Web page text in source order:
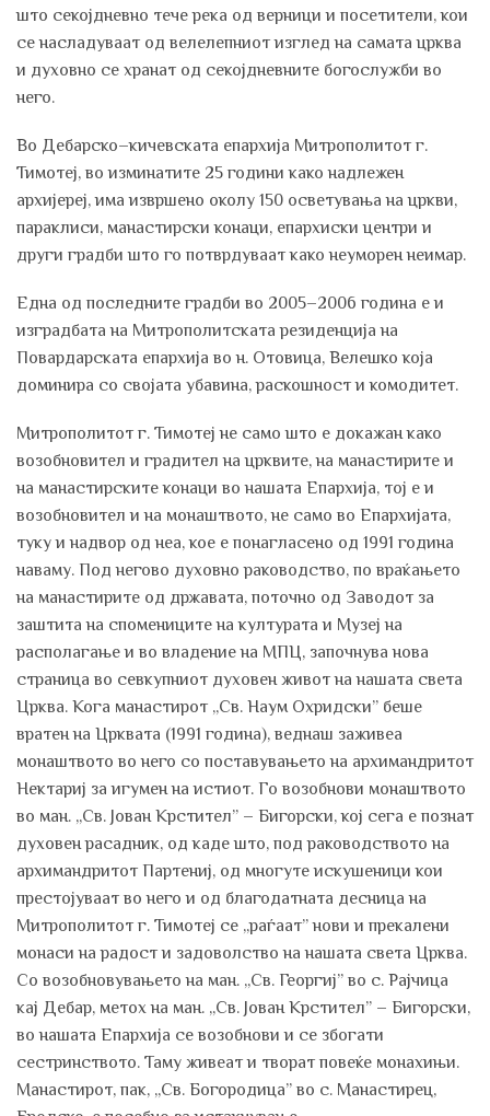
што секојдневно тече река од верници и посетители, кои
се насладуваат од велелепниот изглед на самата црква
и духовно се хранат од секојдневните богослужби во
него.
Во Дебарско–кичевската епархија Митрополитот г.
Тимотеј, во изминатите 25 години како надлежен
архијереј, има извршено околу 150 осветувања на цркви,
параклиси, манастирски конаци, епархиски центри и
други градби што го потврдуваат како неуморен неимар.
Една од последните градби во 2005–2006 година е и
изградбата на Митрополитската резиденција на
Повардарската епархија во н. Отовица, Велешко која
доминира со својата убавина, раскошност и комодитет.
Митрополитот г. Тимотеј не само што е докажан како
возобновител и градител на црквите, на манастирите и
на манастирските конаци во нашата Епархија, тој е и
возобновител и на монаштвото, не само во Епархијата,
туку и надвор од неа, кое е понагласено од 1991 година
наваму. Под негово духовно раководство, по враќањето
на манастирите од државата, поточно од Заводот за
заштита на спомениците на културата и Музеј на
располагање и во владение на МПЦ, започнува нова
страница во севкупниот духовен живот на нашата света
Црква. Кога манастирот „Св. Наум Охридски” беше
вратен на Црквата (1991 година), веднаш заживеа
монаштвото во него со поставувањето на архимандритот
Нектариј за игумен на истиот. Го возобнови монаштвото
во ман. „Св. Јован Крстител” – Бигорски, кој сега е познат
духовен расадник, од каде што, под раководството на
архимандритот Партениј, од многуте искушеници кои
престојуваат во него и од благодатната десница на
Митрополитот г. Тимотеј се „раѓаат” нови и прекалени
монаси на радост и задоволство на нашата света Црква.
Со возобновувањето на ман. „Св. Георгиј” во с. Рајчица
кај Дебар, метох на ман. „Св. Јован Крстител” – Бигорски,
во нашата Епархија се возобнови и се збогати
сестринството. Таму живеат и творат повеќе монахињи.
Манастирот, пак, „Св. Богородица” во с. Манастирец,